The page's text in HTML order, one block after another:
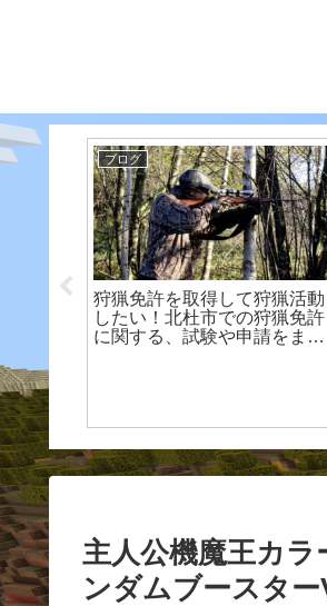
ゲーム
【マイクラ】種セレクターの
使い方～Abandoned
Village(ゾンビ村)を使えば本
主人公機魔王カ
ンダムブースター